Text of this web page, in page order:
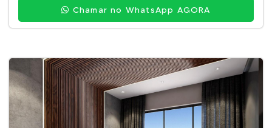
Chamar no WhatsApp AGORA